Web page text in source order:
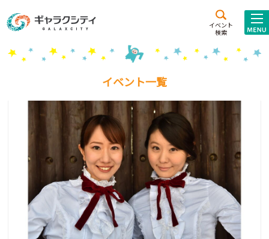
イベント
検索
施設案内
こども
西新井
施設･
施設貸出･団体利用
ブランドからの お知らせ
いっしょに創る
イベント一覧